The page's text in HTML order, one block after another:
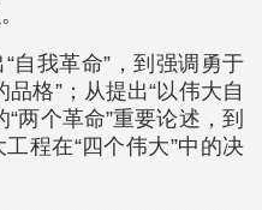
自我革命”，到强调勇于
格”；从提出“以伟大自
两个革命”重要论述，到
程在“四个伟大”中的决